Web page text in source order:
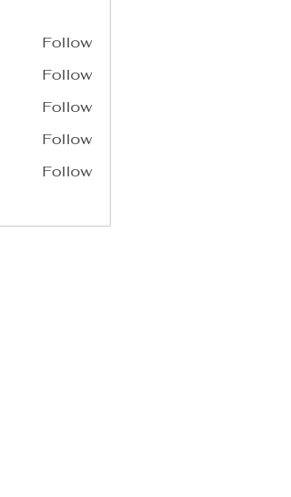
Follow
Follow
Follow
Follow
Follow